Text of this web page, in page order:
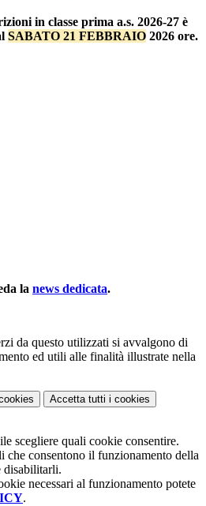
in classe prima a.s. 2026-27 è
SABATO 21 FEBBRAIO 2026 ore.
la news dedicata.
da questo utilizzati si avvalgono di
ed utili alle finalità illustrate nella
Accetta tutti i cookies
scegliere quali cookie consentire.
che consentono il funzionamento della
disabilitarli.
necessari al funzionamento potete
.